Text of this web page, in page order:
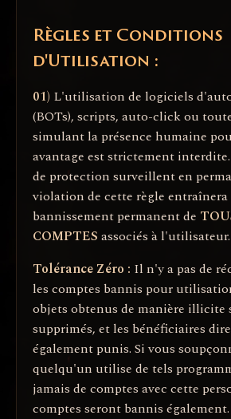
Règles et Conditions
d'Utilisation :
01) L'utilisation de logiciels
(BOTs), scripts, auto-click ou
simulant la présence humaine
avantage est strictement
de protection surveillent en
violation de cette règle entraînera
bannissement permanent de
COMPTES associés à l'utilisateur.
Tolérance Zéro : Il n'y a pas de
les comptes bannis pour
objets obtenus de manière illicite
supprimés, et les bénéficiaires
également punis. Si vous
quelqu'un utilise de tels
jamais de comptes avec cette
comptes seront bannis également.